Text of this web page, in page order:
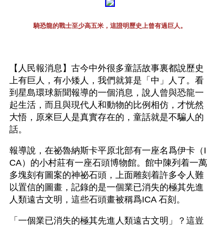
騎恐龍的戰士至少高五米，這證明歷史上曾有過巨人。
【人民報消息】古今中外很多童話故事裏都說歷史
上有巨人，有小矮人，我們就算是「中」人了。看
到星島環球新聞報導的一個消息，說人曾與恐龍一
起生活，而且與現代人和動物的比例相仿，才恍然
大悟，原來巨人是真實存在的，童話就是不騙人的
話。
報導說，在祕魯納斯卡平原北部有一座名爲伊卡（I
CA）的小村莊有一座石頭博物館。館中陳列着一萬
多塊刻有圖案的神祕石頭，上面雕刻着許多令人難
以置信的圖畫，記錄的是一個業已消失的極其先進
人類遠古文明，這些石頭畫被稱爲ICA 石刻。
「一個業已消失的極其先進人類遠古文明」？這豈